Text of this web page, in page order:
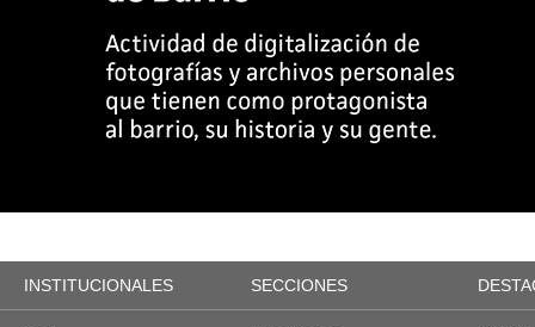
INSTITUCIONALES SECCIONES